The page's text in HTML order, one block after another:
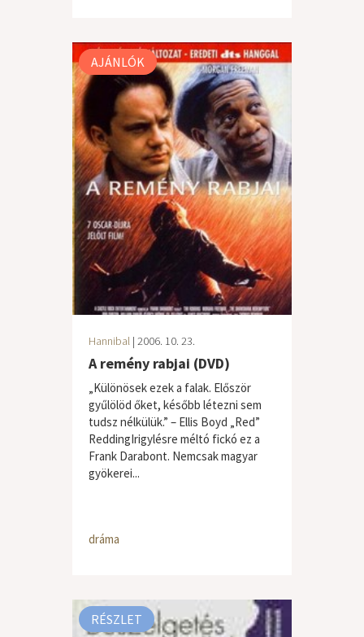
AJÁNLÓK
Hannibal | 2006. 10. 23.
A remény rabjai (DVD)
„Különösek ezek a falak. Először
gyűlölöd őket, később létezni sem
tudsz nélkülük.” – Ellis Boyd „Red”
ReddingIrigylésre méltó fickó ez a
Frank Darabont. Nemcsak magyar
gyökerei...
dráma
RÉSZLET